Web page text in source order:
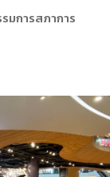
การสภาการ